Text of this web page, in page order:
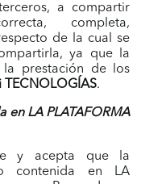
a compartir
completa,
de la cual se
ya que la
la prestación de los
TECNOLOGÍAS.
LA PLATAFORMA
y acepta que la
contenida en LA